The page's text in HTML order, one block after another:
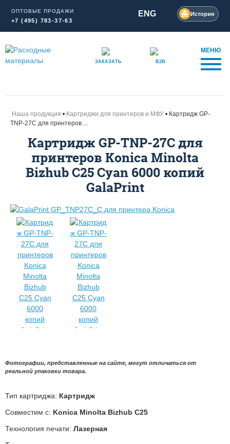
ОПТОВЫЕ ПРОДАЖИ
+7 (495) 783-37-63
ENG История
ЗАКАЗАТЬ B2B
МЕНЮ
Наша продукция Картриджи для принтеров и МФУ
Картридж GP-
TNP-27C для принтеров ...
Картридж GP-TNP-27C для
принтеров Konica Minolta
Bizhub C25 Cyan 6000 копий
GalaPrint
Фотографии, представленные на сайте, могут отличаться от
реальной упаковки товара.
Тип картриджа: Картридж
Совместим с: Konica Minolta Bizhub C25
Технология печати: Лазерная